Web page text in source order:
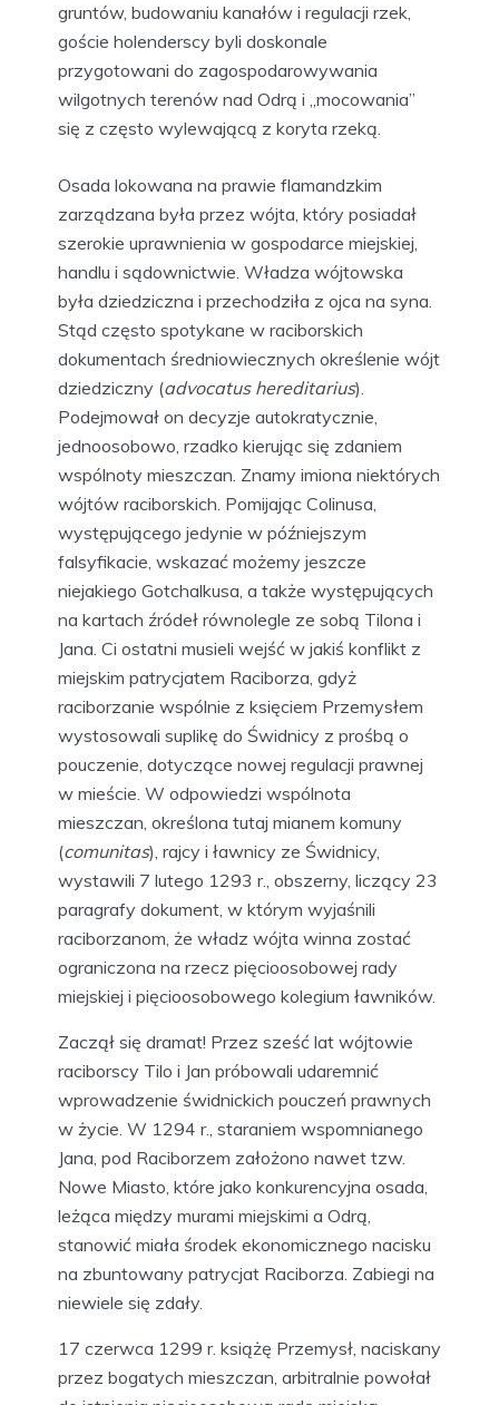
gruntów, budowaniu kanałów i regulacji rzek,
goście holenderscy byli doskonale
przygotowani do zagospodarowywania
wilgotnych terenów nad Odrą i „mocowania”
się z często wylewającą z koryta rzeką.
Osada lokowana na prawie flamandzkim
zarządzana była przez wójta, który posiadał
szerokie uprawnienia w gospodarce miejskiej,
handlu i sądownictwie. Władza wójtowska
była dziedziczna i przechodziła z ojca na syna.
Stąd często spotykane w raciborskich
dokumentach średniowiecznych określenie wójt
dziedziczny (advocatus hereditarius).
Podejmował on decyzje autokratycznie,
jednoosobowo, rzadko kierując się zdaniem
wspólnoty mieszczan. Znamy imiona niektórych
wójtów raciborskich. Pomijając Colinusa,
występującego jedynie w późniejszym
falsyfikacie, wskazać możemy jeszcze
niejakiego Gotchalkusa, a także występujących
na kartach źródeł równolegle ze sobą Tilona i
Jana. Ci ostatni musieli wejść w jakiś konflikt z
miejskim patrycjatem Raciborza, gdyż
raciborzanie wspólnie z księciem Przemysłem
wystosowali suplikę do Świdnicy z prośbą o
pouczenie, dotyczące nowej regulacji prawnej
w mieście. W odpowiedzi wspólnota
mieszczan, określona tutaj mianem komuny
(comunitas), rajcy i ławnicy ze Świdnicy,
wystawili 7 lutego 1293 r., obszerny, liczący 23
paragrafy dokument, w którym wyjaśnili
raciborzanom, że władz wójta winna zostać
ograniczona na rzecz pięcioosobowej rady
miejskiej i pięcioosobowego kolegium ławników.
Zaczął się dramat! Przez sześć lat wójtowie
raciborscy Tilo i Jan próbowali udaremnić
wprowadzenie świdnickich pouczeń prawnych
w życie. W 1294 r., staraniem wspomnianego
Jana, pod Raciborzem założono nawet tzw.
Nowe Miasto, które jako konkurencyjna osada,
leżąca między murami miejskimi a Odrą,
stanowić miała środek ekonomicznego nacisku
na zbuntowany patrycjat Raciborza. Zabiegi na
niewiele się zdały.
17 czerwca 1299 r. książę Przemysł, naciskany
przez bogatych mieszczan, arbitralnie powołał